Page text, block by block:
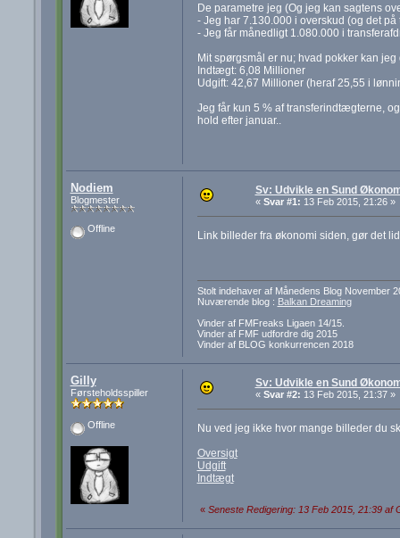
De parametre jeg (Og jeg kan sagtens
- Jeg har 7.130.000 i overskud (og det
- Jeg får månedligt 1.080.000 i
Mit spørgsmål er nu; hvad pokker kan
Indtægt: 6,08 Millioner
Udgift: 42,67 Millioner (heraf 25,55 i
Jeg får kun 5 % af transferindtægterne,
hold efter januar..
Nodiem
Blogmester
Offline
Sv: Udvikle en Sund
« Svar #1: 13 Feb 2015, 21:26 »
Link billeder fra økonomi siden, gør det
Stolt indehaver af Månedens Blog November
Nuværende blog : Balkan Dreaming
Vinder af FMFreaks Ligaen 14/15.
Vinder af FMF udfordre dig 2015
Vinder af BLOG konkurrencen 2018
Gilly
Førsteholdsspiller
Offline
Sv: Udvikle en Sund
« Svar #2: 13 Feb 2015, 21:37 »
Nu ved jeg ikke hvor mange billeder du
Oversigt
Udgift
Indtægt
« Seneste Redigering: 13 Feb 2015, 21:39 af